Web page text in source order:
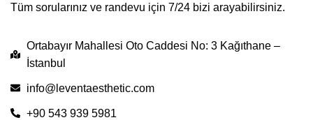
Tüm sorularınız ve randevu için 7/24 bizi arayabilirsiniz.
Ortabayır Mahallesi Oto Caddesi No: 3 Kağıthane –
İstanbul
info@leventaesthetic.com
+90 543 939 5981